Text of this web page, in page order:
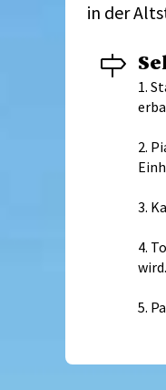
in der
1.
2.
3.
4.
wird.
5.